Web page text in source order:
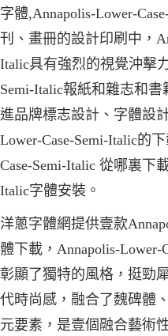
字體,Annapolis-Lower-
刊、畫冊的設計印刷中，
Italic具有強烈的視覺沖擊
Semi-Italic報紙和雜志和
進品牌標志設計、字體設
Lower-Case-Semi-Italic的
Case-Semi-Italic 從哪裏下
Italic字體安裝。
洋蔥字體網提供壹款
體下載，Annapolis-Lower-
彰顯了獨特的風格，挺勁
代時尚感，融合了魏碑體
元要素，是壹個融合藝術